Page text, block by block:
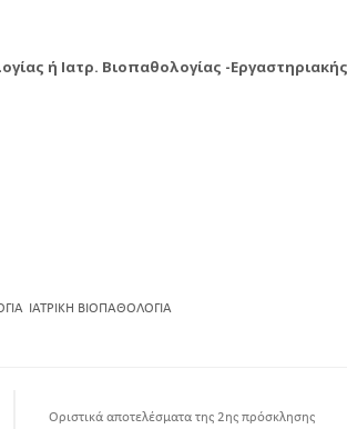
ή Ιατρ. Βιοπαθολογίας -Εργαστηριακής
ΙΑΤΡΙΚΗ ΒΙΟΠΑΘΟΛΟΓΙΑ
Οριστικά αποτελέσματα της 2ης πρόσκλησης